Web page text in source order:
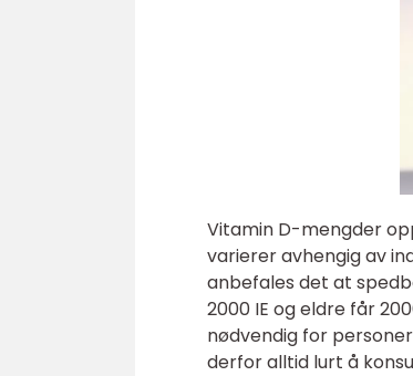
Vitamin D-mengder
varierer avhengig av
anbefales det at
2000 IE og eldre får
nødvendig for
derfor alltid lurt å